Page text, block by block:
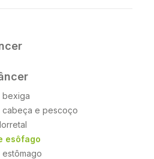
bexiga
cabeça e pescoço
esôfago